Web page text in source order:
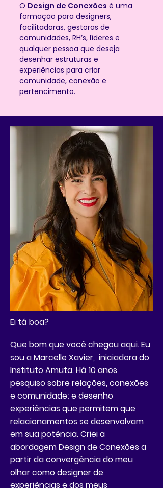
O Design de Conexões é uma
formação para designers,
facilitadoras, gestoras de
comunidades, RH’s, líderes e
qualquer pessoa que deseja
desenhar estruturas e
experiências para criar
comunidade, conexão e
pertencimento.
Ei tá boa?
Que bom que você chegou aqui. Eu
sou a Marcelle Xavier, iniciadora do
Instituto Amuta. Há 10 anos
pesquiso sobre relações, conexões
e comunidade; e desenho
experiências que permitem que
relacionamentos se desenvolvam
em sua potência. Criei a
abordagem Design de Conexões a
partir da convergência do meu
olhar como designer de
experiências e dos meus